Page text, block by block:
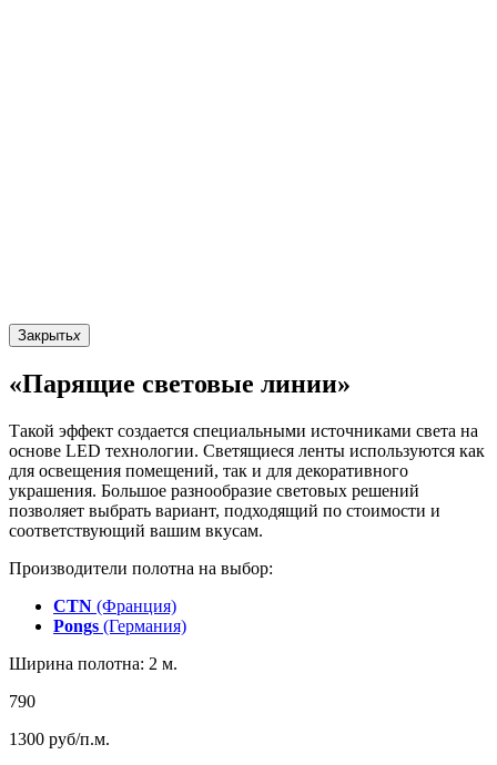
Закрытьx
«Парящие световые линии»
Такой эффект создается специальными источниками света на
основе LED технологии. Светящиеся ленты используются как
для освещения помещений, так и для декоративного
украшения. Большое разнообразие световых решений
позволяет выбрать вариант, подходящий по стоимости и
соответствующий вашим вкусам.
Производители полотна на выбор:
CTN (Франция)
Pongs (Германия)
Ширина полотна: 2 м.
790
1300 руб/п.м.